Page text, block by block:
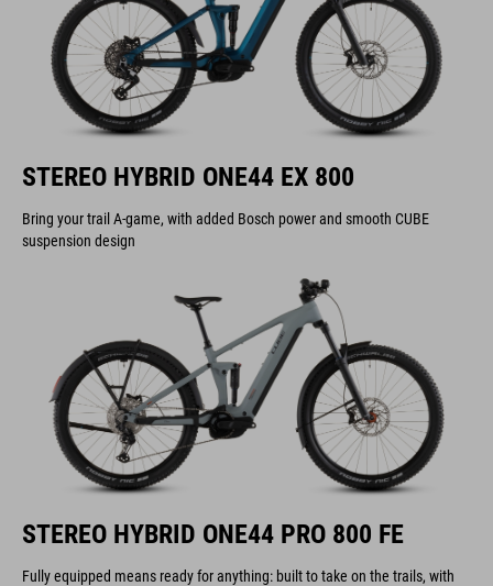
STEREO HYBRID ONE44 EX 800
Bring your trail A-game, with added Bosch power and smooth CUBE
suspension design
STEREO HYBRID ONE44 PRO 800 FE
Fully equipped means ready for anything: built to take on the trails, with